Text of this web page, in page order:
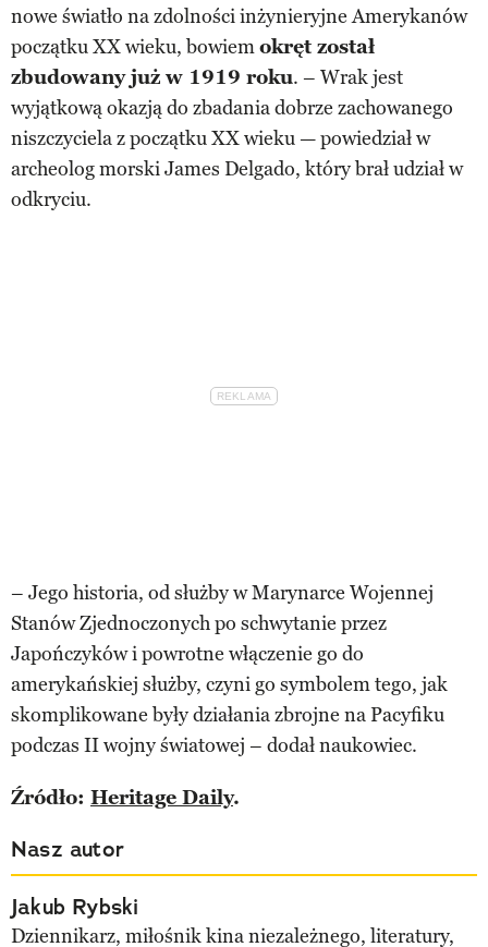
nowe światło na zdolności inżynieryjne Amerykanów
początku XX wieku, bowiemokręt został
zbudowany już w 1919 roku. – Wrak jest
wyjątkową okazją do zbadania dobrze zachowanego
niszczyciela z początku XX wieku — powiedział w
archeolog morski James Delgado, który brał udział w
odkryciu.
– Jego historia, od służby w Marynarce Wojennej
Stanów Zjednoczonych po schwytanie przez
Japończyków i powrotne włączenie go do
amerykańskiej służby, czyni go symbolem tego, jak
skomplikowane były działania zbrojne na Pacyfiku
podczas II wojny światowej – dodał naukowiec.
Źródło: Heritage Daily.
Nasz autor
Jakub Rybski
Dziennikarz, miłośnik kina niezależnego, literatury,